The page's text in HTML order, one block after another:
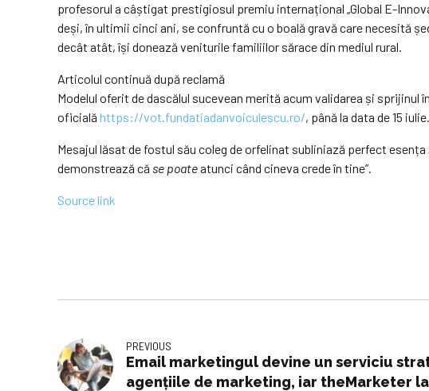
profesorul a câștigat prestigiosul premiu internațional „Global E-
deși, în ultimii cinci ani, se confruntă cu o boală gravă care necesită
decât atât, își donează veniturile familiilor sărace din mediul rural.
Articolul continuă după reclamă
Modelul oferit de dascălul sucevean merită acum validarea și
oficială https://vot.fundatiadanvoiculescu.ro/, până la data de 15 iulie.
Mesajul lăsat de fostul său coleg de orfelinat subliniază perfect
demonstrează că se poateatunci când cineva crede în tine”.
Source link
PREVIOUS
Email marketingul devine un serviciu
agențiile de marketing, iar theMarketer